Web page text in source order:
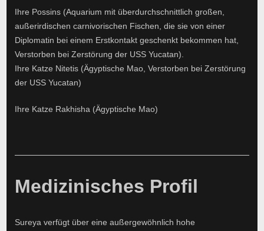
Ihre Possins (Aquarium mit überdurchschnittlich großen,
außerirdischen carnivorischen Fischen, die sie von einer
Diplomatin bei einem Erstkontakt geschenkt bekommen hat,
Verstorben bei Zerstörung der USS Yucatan).
Ihre Katze Nitetis (Ägyptische Mao, Verstorben bei Zerstörung
der USS Yucatan)
Ihre Katze Rakhisha (Ägyptische Mao)
Medizinisches Profil
Sureya verfügt über eine außergewöhnlich hohe